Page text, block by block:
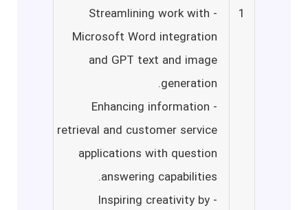
1
- Streamlining work with
Microsoft Word integration
and GPT text and image
generation.
- Enhancing information
retrieval and customer service
applications with question
answering capabilities.
- Inspiring creativity by